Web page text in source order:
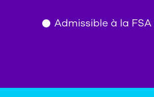
Admissible à la